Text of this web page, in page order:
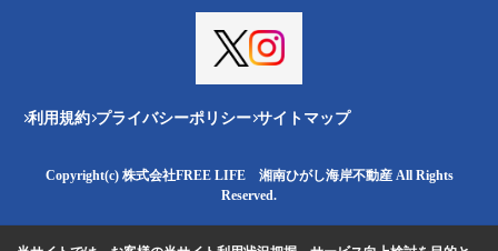
利用規約 プライバシーポリシー サイトマップ
Copyright(c) 株式会社FREE LIFE 湘南ひがし海岸不動産 All Rights
Reserved.